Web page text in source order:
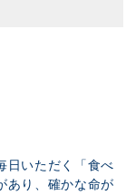
日いただく「食べ
あり、確かな命が